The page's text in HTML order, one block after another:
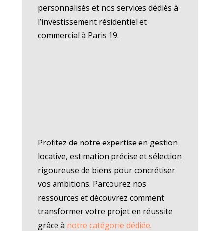
personnalisés et nos services dédiés à
l’investissement résidentiel et
commercial à Paris 19.
Profitez de notre expertise en gestion
locative, estimation précise et sélection
rigoureuse de biens pour concrétiser
vos ambitions. Parcourez nos
ressources et découvrez comment
transformer votre projet en réussite
grâce à notre catégorie dédiée.